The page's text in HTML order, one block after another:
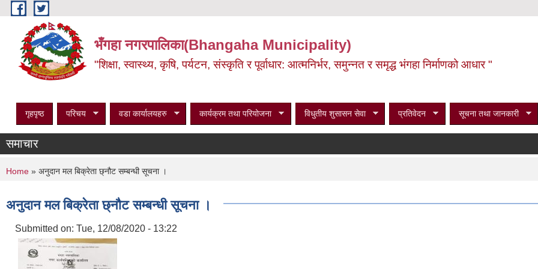
Skip to main content
भँगहा नगरपालिका(Bhangaha Municipality)
"शिक्षा, स्वास्थ्य, कृषि, पर्यटन, संस्कृति र पूर्वाधार: आत्मनिर्भर, समुन्नत र समृद्ध भंगहा निर्माणको आधार "
गृहपृष्ठ परिचय वडा कार्यालयहरु कार्यक्रम तथा परियोजना विधुतीय शुसासन सेवा प्रतिवेदन सूचना तथा जानकारी
समाचार
You are here
Home » अनुदान मल बिक्रेता छ्नौट सम्बन्धी सूचना ।
अनुदान मल बिक्रेता छ्नौट सम्बन्धी सूचना ।
Submitted on: Tue, 12/08/2020 - 13:22